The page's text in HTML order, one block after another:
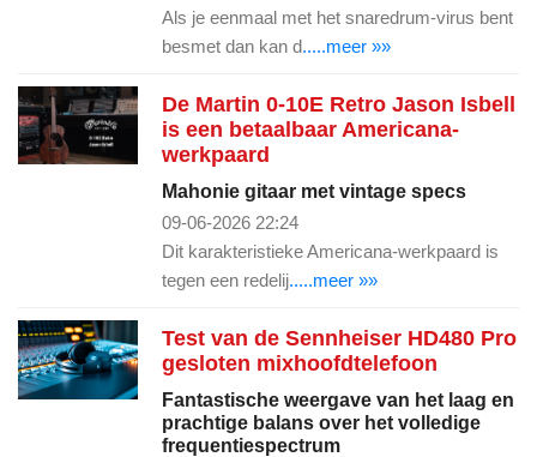
Als je eenmaal met het snaredrum-virus bent
besmet dan kan d.....meer »»
De Martin 0-10E Retro Jason Isbell
is een betaalbaar Americana-
werkpaard
Mahonie gitaar met vintage specs
09-06-2026 22:24
Dit karakteristieke Americana-werkpaard is
tegen een redelij.....meer »»
Test van de Sennheiser HD480 Pro
gesloten mixhoofdtelefoon
Fantastische weergave van het laag en
prachtige balans over het volledige
frequentiespectrum